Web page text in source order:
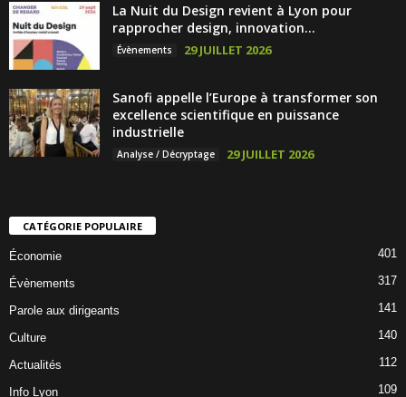
La Nuit du Design revient à Lyon pour
rapprocher design, innovation...
Évènements 29 JUILLET 2026
Sanofi appelle l’Europe à transformer son
excellence scientifique en puissance
industrielle
Analyse / Décryptage 29 JUILLET 2026
CATÉGORIE POPULAIRE
Économie 401
Évènements 317
Parole aux dirigeants 141
Culture 140
Actualités 112
Info Lyon 109